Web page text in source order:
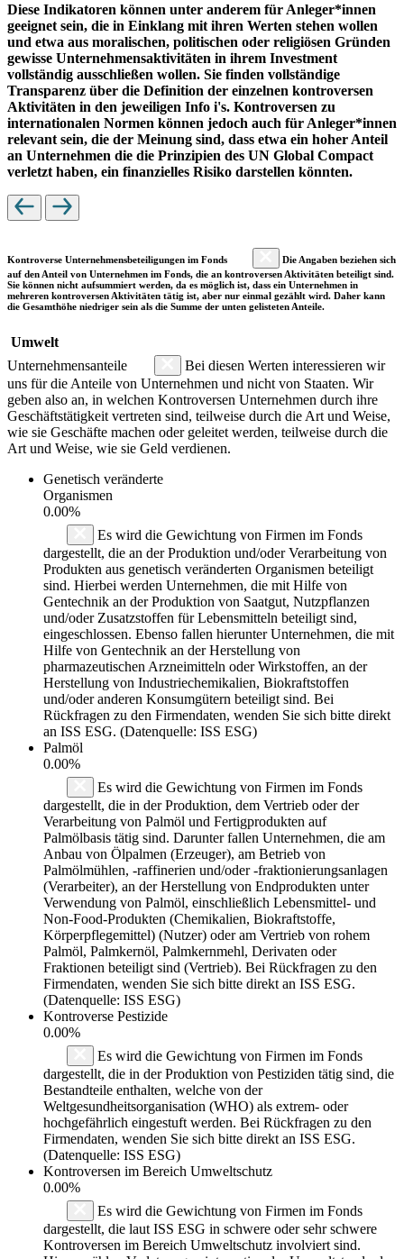
Diese Indikatoren können unter anderem für Anleger*innen
geeignet sein, die in Einklang mit ihren Werten stehen wollen
und etwa aus moralischen, politischen oder religiösen Gründen
gewisse Unternehmensaktivitäten in ihrem Investment
vollständig ausschließen wollen. Sie finden vollständige
Transparenz über die Definition der einzelnen kontroversen
Aktivitäten in den jeweiligen Info i's. Kontroversen zu
internationalen Normen können jedoch auch für Anleger*innen
relevant sein, die der Meinung sind, dass etwa ein hoher Anteil
an Unternehmen die die Prinzipien des UN Global Compact
verletzt haben, ein finanzielles Risiko darstellen könnten.
Kontroverse Unternehmensbeteiligungen im Fonds
Die Angaben beziehen sich
auf den Anteil von Unternehmen im Fonds, die an kontroversen Aktivitäten beteiligt sind.
Sie können nicht aufsummiert werden, da es möglich ist, dass ein Unternehmen in
mehreren kontroversen Aktivitäten tätig ist, aber nur einmal gezählt wird. Daher kann
die Gesamthöhe niedriger sein als die Summe der unten gelisteten Anteile.
Umwelt
Unternehmensanteile
Bei diesen Werten interessieren wir
uns für die Anteile von Unternehmen und nicht von Staaten. Wir
geben also an, in welchen Kontroversen Unternehmen durch ihre
Geschäftstätigkeit vertreten sind, teilweise durch die Art und Weise,
wie sie Geschäfte machen oder geleitet werden, teilweise durch die
Art und Weise, wie sie Geld verdienen.
Genetisch veränderte
Organismen
0.00%
Es wird die Gewichtung von Firmen im Fonds
dargestellt, die an der Produktion und/oder Verarbeitung von
Produkten aus genetisch veränderten Organismen beteiligt
sind. Hierbei werden Unternehmen, die mit Hilfe von
Gentechnik an der Produktion von Saatgut, Nutzpflanzen
und/oder Zusatzstoffen für Lebensmitteln beteiligt sind,
eingeschlossen. Ebenso fallen hierunter Unternehmen, die mit
Hilfe von Gentechnik an der Herstellung von
pharmazeutischen Arzneimitteln oder Wirkstoffen, an der
Herstellung von Industriechemikalien, Biokraftstoffen
und/oder anderen Konsumgütern beteiligt sind. Bei
Rückfragen zu den Firmendaten, wenden Sie sich bitte direkt
an ISS ESG. (Datenquelle: ISS ESG)
Palmöl
0.00%
Es wird die Gewichtung von Firmen im Fonds
dargestellt, die in der Produktion, dem Vertrieb oder der
Verarbeitung von Palmöl und Fertigprodukten auf
Palmölbasis tätig sind. Darunter fallen Unternehmen, die am
Anbau von Ölpalmen (Erzeuger), am Betrieb von
Palmölmühlen, -raffinerien und/oder -fraktionierungsanlagen
(Verarbeiter), an der Herstellung von Endprodukten unter
Verwendung von Palmöl, einschließlich Lebensmittel- und
Non-Food-Produkten (Chemikalien, Biokraftstoffe,
Körperpflegemittel) (Nutzer) oder am Vertrieb von rohem
Palmöl, Palmkernöl, Palmkernmehl, Derivaten oder
Fraktionen beteiligt sind (Vertrieb). Bei Rückfragen zu den
Firmendaten, wenden Sie sich bitte direkt an ISS ESG.
(Datenquelle: ISS ESG)
Kontroverse Pestizide
0.00%
Es wird die Gewichtung von Firmen im Fonds
dargestellt, die in der Produktion von Pestiziden tätig sind, die
Bestandteile enthalten, welche von der
Weltgesundheitsorganisation (WHO) als extrem- oder
hochgefährlich eingestuft werden. Bei Rückfragen zu den
Firmendaten, wenden Sie sich bitte direkt an ISS ESG.
(Datenquelle: ISS ESG)
Kontroversen im Bereich Umweltschutz
0.00%
Es wird die Gewichtung von Firmen im Fonds
dargestellt, die laut ISS ESG in schwere oder sehr schwere
Kontroversen im Bereich Umweltschutz involviert sind.